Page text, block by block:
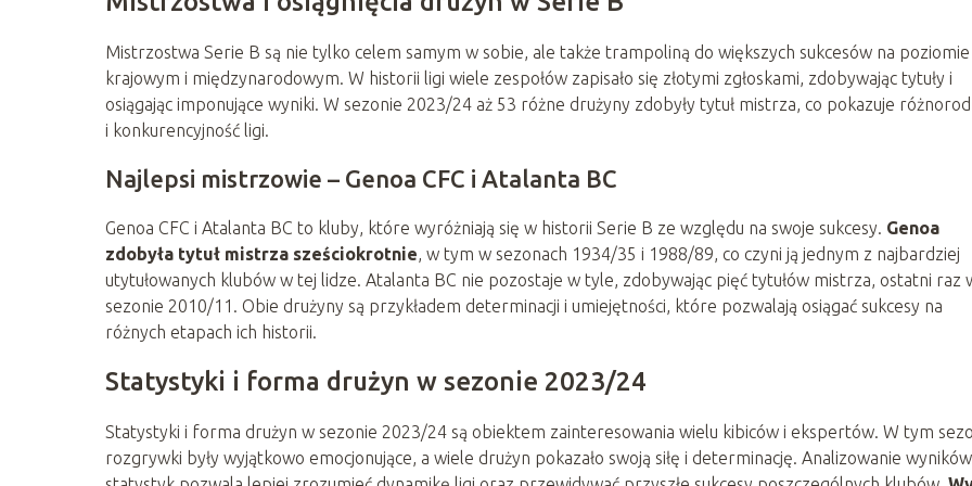
Mistrzostwa Serie B są nie tylko celem samym w sobie, ale także trampoliną do większych sukcesów na poziomie
krajowym i międzynarodowym. W historii ligi wiele zespołów zapisało się złotymi zgłoskami, zdobywając tytuły i
osiągając imponujące wyniki. W sezonie 2023/24 aż 53 różne drużyny zdobyły tytuł mistrza, co pokazuje
i konkurencyjność ligi.
Najlepsi mistrzowie – Genoa CFC i Atalanta BC
Genoa CFC i Atalanta BC to kluby, które wyróżniają się w historii Serie B ze względu na swoje sukcesy. Genoa
zdobyła tytuł mistrza sześciokrotnie, w tym w sezonach 1934/35 i 1988/89, co czyni ją jednym z najbardziej
utytułowanych klubów w tej lidze. Atalanta BC nie pozostaje w tyle, zdobywając pięć tytułów mistrza, ostatni raz
sezonie 2010/11. Obie drużyny są przykładem determinacji i umiejętności, które pozwalają osiągać sukcesy na
różnych etapach ich historii.
Statystyki i forma drużyn w sezonie 2023/24
Statystyki i forma drużyn w sezonie 2023/24 są obiektem zainteresowania wielu kibiców i ekspertów. W tym
rozgrywki były wyjątkowo emocjonujące, a wiele drużyn pokazało swoją siłę i determinację. Analizowanie